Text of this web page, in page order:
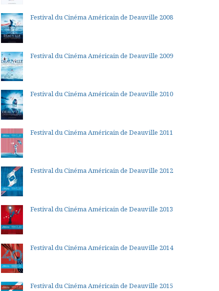
Festival du Cinéma Américain de Deauville 2008
Festival du Cinéma Américain de Deauville 2009
Festival du Cinéma Américain de Deauville 2010
Festival du Cinéma Américain de Deauville 2011
Festival du Cinéma Américain de Deauville 2012
Festival du Cinéma Américain de Deauville 2013
Festival du Cinéma Américain de Deauville 2014
Festival du Cinéma Américain de Deauville 2015